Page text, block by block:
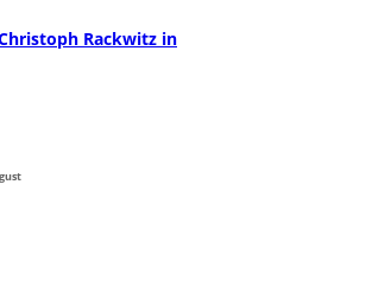
Rackwitz in